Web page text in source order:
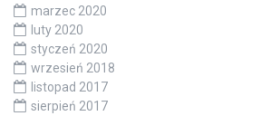
marzec 2020
luty 2020
styczeń 2020
wrzesień 2018
listopad 2017
sierpień 2017